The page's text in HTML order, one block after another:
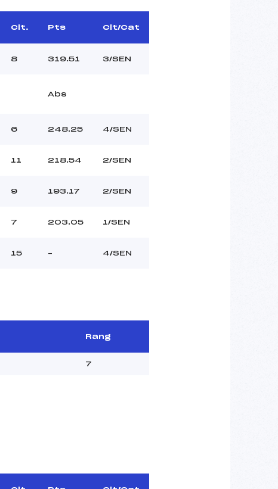
Clt. Pts Clt/Cat
8 319.51 3/SEN
Abs
6 248.25 4/SEN
11 218.54 2/SEN
9 193.17 2/SEN
7 203.05 1/SEN
15 – 4/SEN
Rang
7